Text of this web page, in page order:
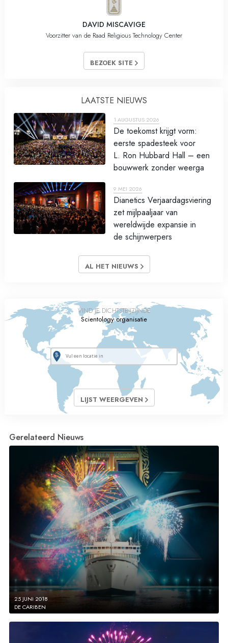
DAVID MISCAVIGE
Voorzitter van de Raad Religious Technology Center
BEZOEK SITE
LAATSTE NIEUWS
1 AUGUSTUS 2026
De toekomst krijgt vorm:
eerste spadesteek voor
L. Ron Hubbard Hall – een
bouwwerk zonder weerga
9 MEI 2026
Dianetics Verjaardagsviering
zet mijlpaaljaar van
wereldwijde expansie in
de schijnwerpers
AL HET NIEUWS
VIND JE DICHTSTBIJZIJNDE
Scientology organisatie
LIJST WEERGEVEN
Gerelateerd Nieuws
25 JUNI 2018
DE CARIBEN